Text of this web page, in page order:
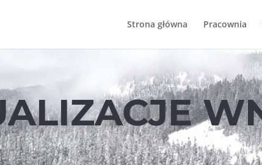
Strona główna Pracownia